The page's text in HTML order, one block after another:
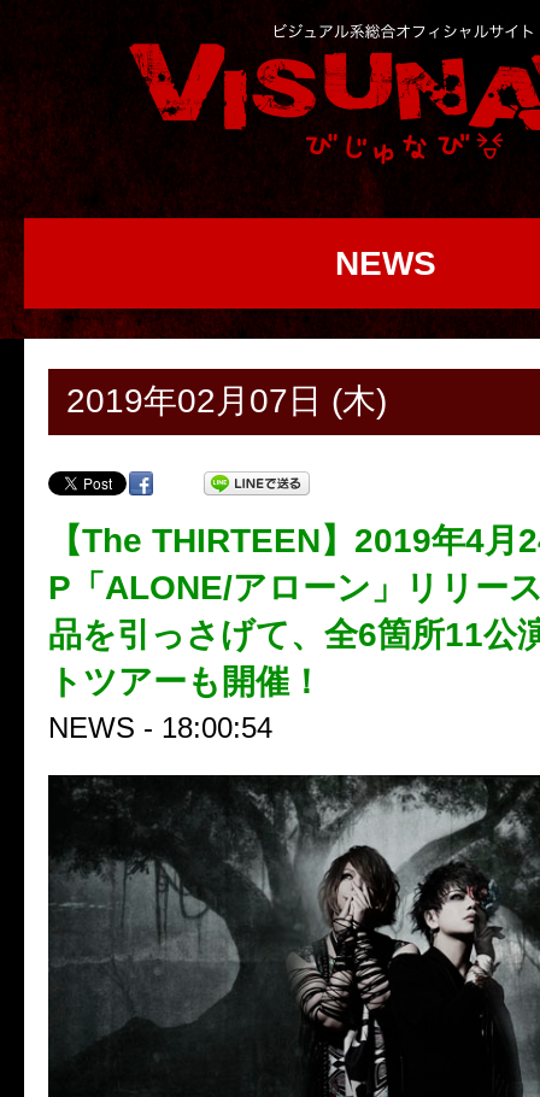
NEWS
2019年02月07日 (木)
【The THIRTEEN】2019年4月
P「ALONE/アローン」リリー
品を引っさげて、全6箇所11公
トツアーも開催！
NEWS - 18:00:54